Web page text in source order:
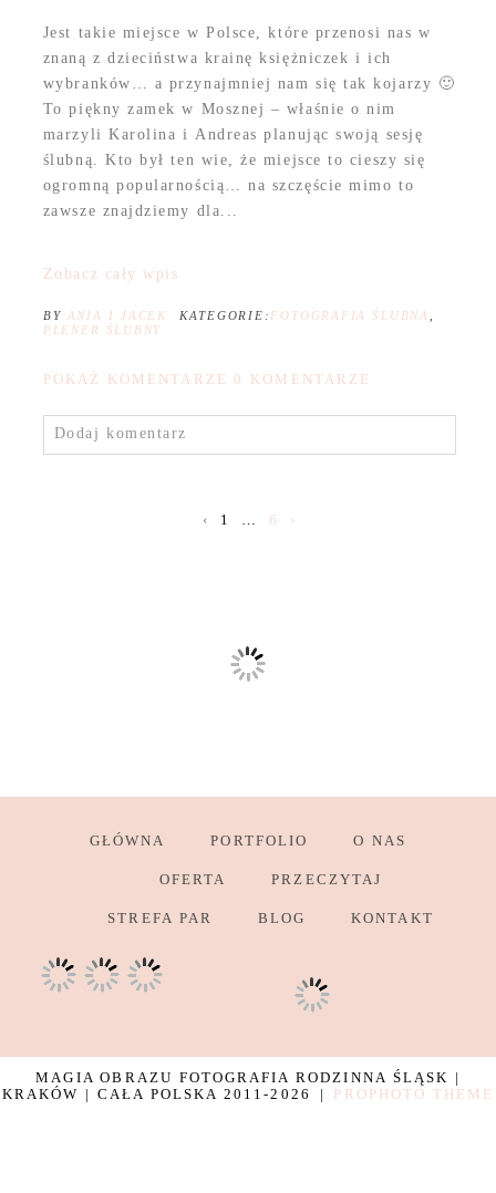
Jest takie miejsce w Polsce, które przenosi nas w
znaną z dzieciństwa krainę księżniczek i ich
wybranków… a przynajmniej nam się tak kojarzy 🙂
To piękny zamek w Mosznej – właśnie o nim
marzyli Karolina i Andreas planując swoją sesję
ślubną. Kto był ten wie, że miejsce to cieszy się
ogromną popularnością… na szczęście mimo to
zawsze znajdziemy dla...
Zobacz cały wpis
BY ANIA I JACEK KATEGORIE: FOTOGRAFIA ŚLUBNA
PLENER ŚLUBNY
POKAŻ KOMENTARZE 0 KOMENTARZE
Dodaj komentarz
‹ 1 … 6 ›
GŁÓWNA PORTFOLIO O NAS
OFERTA PRZECZYTAJ
STREFA PAR BLOG KONTAKT
MAGIA OBRAZU FOTOGRAFIA RODZINNA ŚLĄSK |
KRAKÓW | CAŁA POLSKA 2011-2026
| PROPHOTO THEME